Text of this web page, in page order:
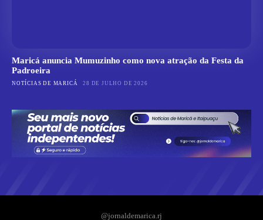
Maricá anuncia Mumuzinho como nova atração da Festa da
Padroeira
NOTÍCIAS DE MARICÁ 28 DE JULHO DE 2026
@jornaldemarica.rj